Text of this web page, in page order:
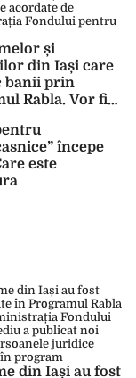
și
din Iași care
banii prin
Rabla. Vor fi
acordate
pentru Mediu
începe
este
din Iași au fost